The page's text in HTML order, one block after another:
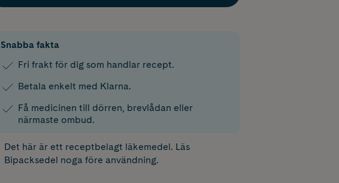
Snabba fakta
Fri frakt för dig som handlar recept.
Betala enkelt med Klarna.
Få medicinen till dörren, brevlådan eller
närmaste ombud.
Det här är ett receptbelagt läkemedel. Läs
Bipacksedel noga före användning.